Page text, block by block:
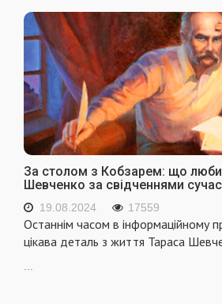
За столом з Кобзарем: що
Шевченко за свідченнями
19.08.2024 17559
Останнім часом в інформаційному
цікава деталь з життя Тараса